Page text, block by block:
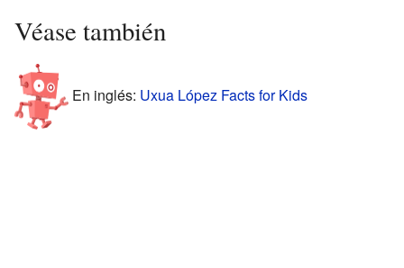
Véase también
En inglés: Uxua López Facts for Kids